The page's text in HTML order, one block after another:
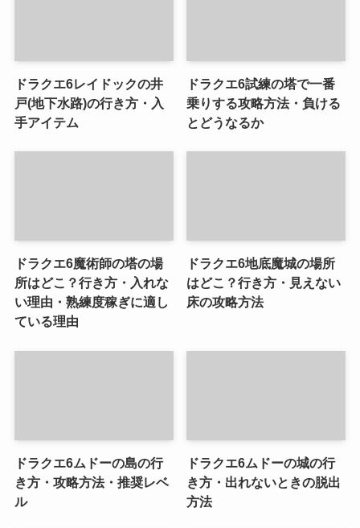
ドラクエ6レイドックの井
戸(地下水路)の行き方・入
手アイテム
ドラクエ6試練の塔で一番
乗りする攻略方法・負ける
とどうなるか
ドラクエ6魔術師の塔の場
所はどこ？行き方・入れな
い理由・熟練度稼ぎに適し
ている理由
ドラクエ6地底魔城の場所
はどこ？行き方・見えない
床の攻略方法
ドラクエ6ムドーの島の行
き方・攻略方法・推奨レベ
ル
ドラクエ6ムドーの城の行
き方・出れないときの脱出
方法